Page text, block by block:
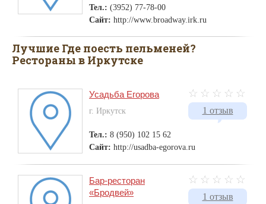
Тел.: (3952) 77-78-00
Сайт: http://www.broadway.irk.ru
Лучшие Где поесть пельменей?
Рестораны в Иркутске
1 отзыв
Усадьба Егорова
г. Иркутск
Тел.: 8 (950) 102 15 62
Сайт: http://usadba-egorova.ru
1 отзыв
Бар-ресторан
«Бродвей»